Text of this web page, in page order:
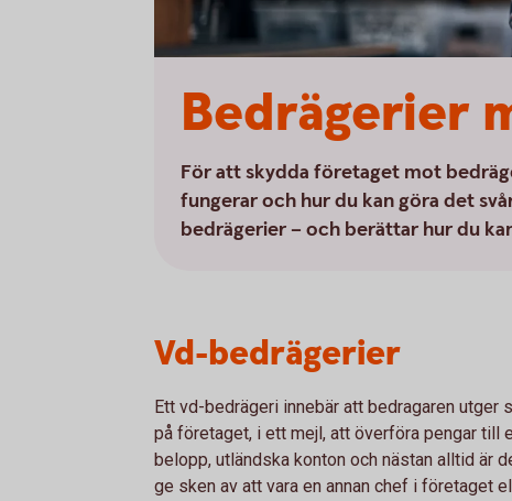
Bedrägerier
För att skydda företaget mot
fungerar och hur du kan göra det
bedrägerier – och berättar hur du
Vd-bedrägerier
Ett vd-bedrägeri innebär att bedragaren
på företaget, i ett mejl, att överföra pengar
belopp, utländska konton och nästan alltid är
ge sken av att vara en annan chef i företaget